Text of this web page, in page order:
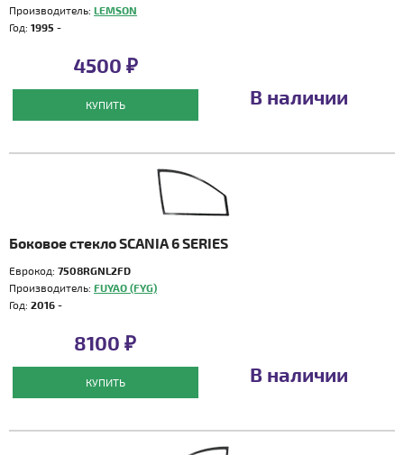
Производитель: LEMSON
Год: 1995 -
4500 ₽
КУПИТЬ В наличии
Боковое стекло SCANIA 6 SERIES
Еврокод: 7508RGNL2FD
Производитель: FUYAO (FYG)
Год: 2016 -
8100 ₽
КУПИТЬ В наличии